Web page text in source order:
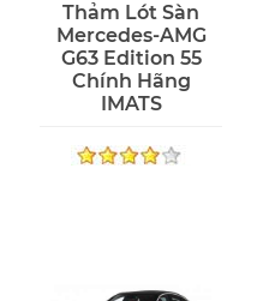
Thảm Lót Sàn
Mercedes-AMG
G63 Edition 55
Chính Hãng
IMATS